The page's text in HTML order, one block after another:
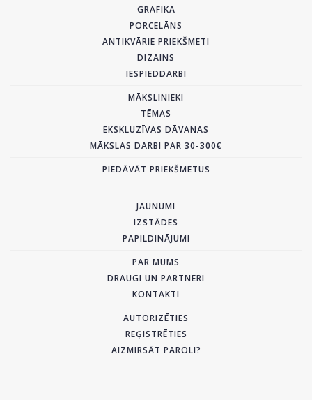
GRAFIKA
PORCELĀNS
ANTIKVĀRIE PRIEKŠMETI
DIZAINS
IESPIEDDARBI
MĀKSLINIEKI
TĒMAS
EKSKLUZĪVAS DĀVANAS
MĀKSLAS DARBI PAR 30-300€
PIEDĀVĀT PRIEKŠMETUS
JAUNUMI
IZSTĀDES
PAPILDINĀJUMI
PAR MUMS
DRAUGI UN PARTNERI
KONTAKTI
AUTORIZĒTIES
REĢISTRĒTIES
AIZMIRSĀT PAROLI?